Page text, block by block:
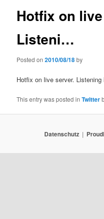
Hotfix on
Listeni…
Posted on2010/08/18by
Hotfix on live server. Listening
This entry was posted inTwitter
Datenschutz